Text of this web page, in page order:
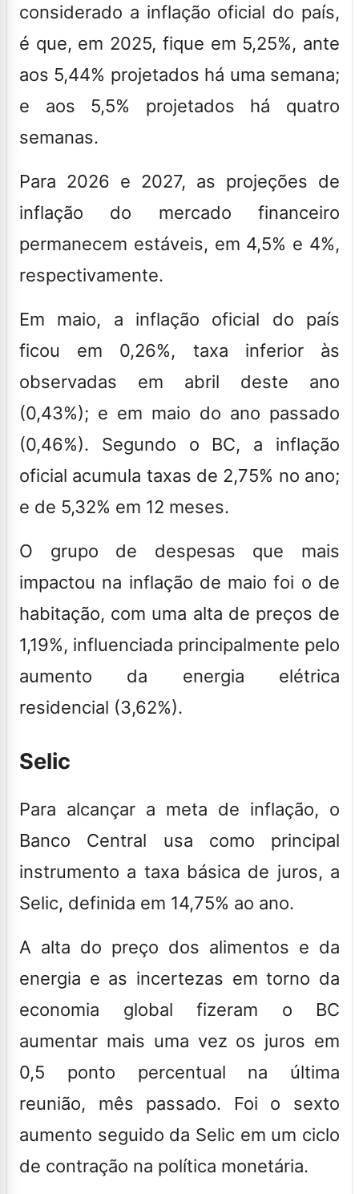
considerado a inflação oficial do país,
é que, em 2025, fique em 5,25%, ante
aos 5,44% projetados há uma semana;
e aos 5,5% projetados há quatro
semanas.
Para 2026 e 2027, as projeções de
inflação do mercado financeiro
permanecem estáveis, em 4,5% e 4%,
respectivamente.
Em maio, a inflação oficial do país
ficou em 0,26%, taxa inferior às
observadas em abril deste ano
(0,43%); e em maio do ano passado
(0,46%). Segundo o BC, a inflação
oficial acumula taxas de 2,75% no ano;
e de 5,32% em 12 meses.
O grupo de despesas que mais
impactou na inflação de maio foi o de
habitação, com uma alta de preços de
1,19%, influenciada principalmente pelo
aumento da energia elétrica
residencial (3,62%).
Selic
Para alcançar a meta de inflação, o
Banco Central usa como principal
instrumento a taxa básica de juros, a
Selic, definida em 14,75% ao ano.
A alta do preço dos alimentos e da
energia e as incertezas em torno da
economia global fizeram o BC
aumentar mais uma vez os juros em
0,5 ponto percentual na última
reunião, mês passado. Foi o sexto
aumento seguido da Selic em um ciclo
de contração na política monetária.